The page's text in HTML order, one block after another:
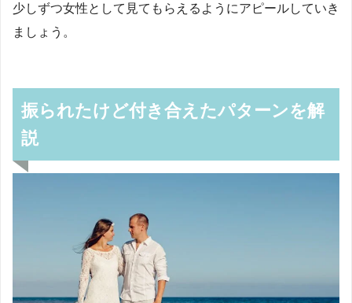
少しずつ女性として見てもらえるようにアピールしていき
ましょう。
振られたけど付き合えたパターンを解
説